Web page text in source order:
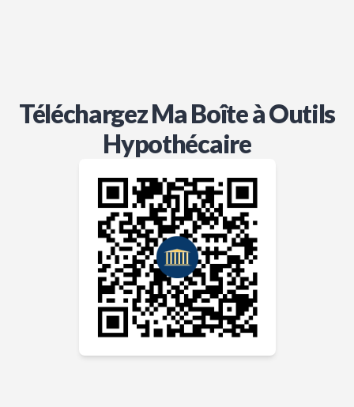
Téléchargez Ma Boîte à Outils
Hypothécaire